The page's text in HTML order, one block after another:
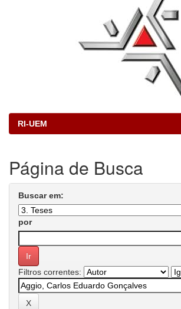
RI-UEM
Página de Busca
Buscar em:
por
Filtros correntes: